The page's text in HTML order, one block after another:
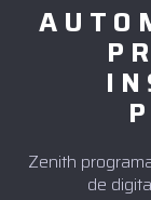
Zenith
de